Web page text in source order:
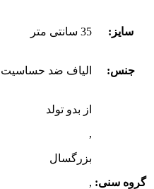
سایز: 35 سانتی متر
جنس: الیاف ضد حساسیت
گروه سنی:
از بدو تولد
,
بزرگسال
,